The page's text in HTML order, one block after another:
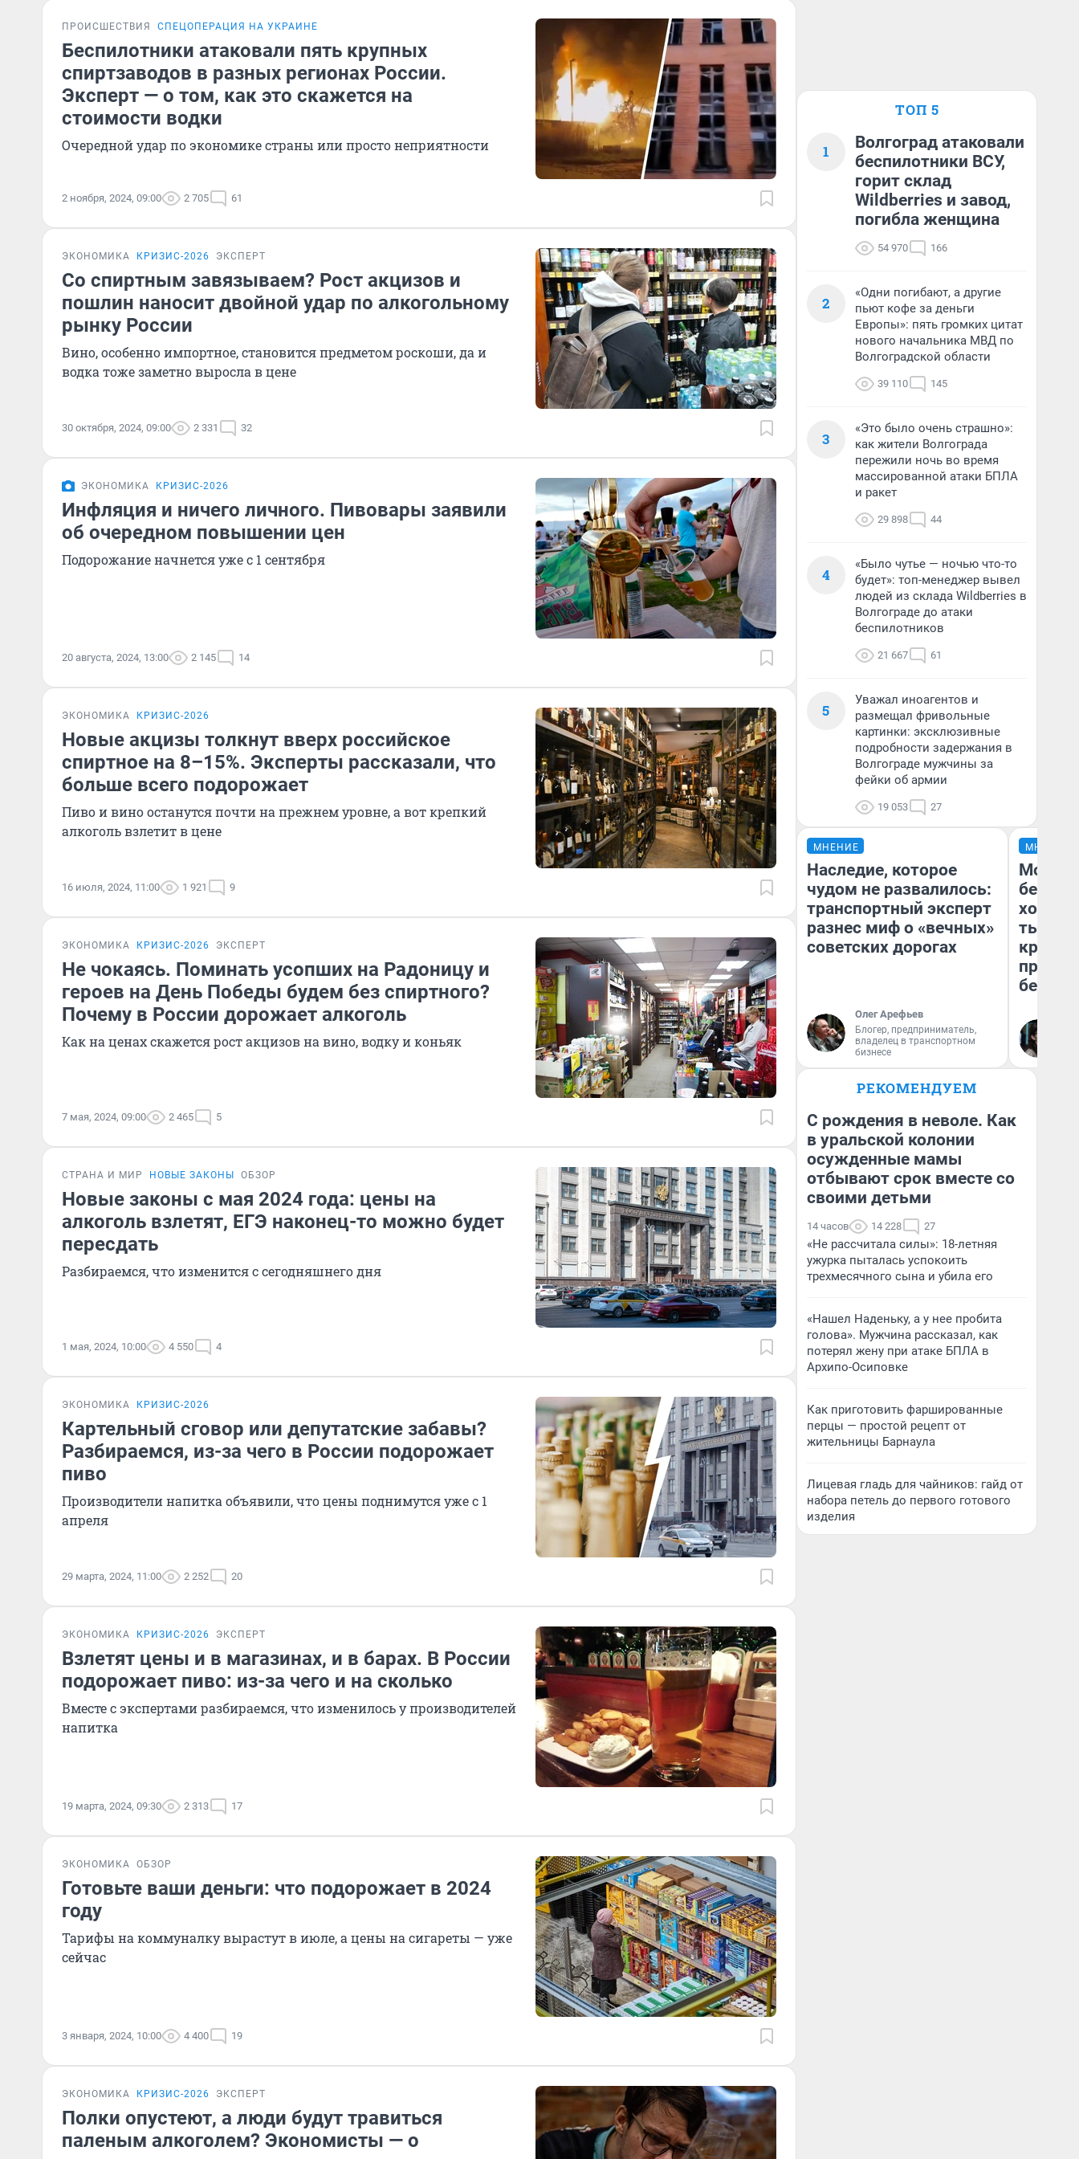
ПРОИСШЕСТВИЯ СПЕЦОПЕРАЦИЯ НА УКРАИНЕ
Беспилотники атаковали пять крупных
спиртзаводов в разных регионах России.
Эксперт — о том, как это скажется на
стоимости водки
Очередной удар по экономике страны или просто неприятности
2 ноября, 2024, 09:00 2 705 61
ЭКОНОМИКА КРИЗИС-2026 ЭКСПЕРТ
Со спиртным завязываем? Рост акцизов и
пошлин наносит двойной удар по алкогольному
рынку России
Вино, особенно импортное, становится предметом роскоши, да и
водка тоже заметно выросла в цене
30 октября, 2024, 09:00 2 331 32
ЭКОНОМИКА КРИЗИС-2026
Инфляция и ничего личного. Пивовары заявили
об очередном повышении цен
Подорожание начнется уже с 1 сентября
20 августа, 2024, 13:00 2 145 14
ЭКОНОМИКА КРИЗИС-2026
Новые акцизы толкнут вверх российское
спиртное на 8–15%. Эксперты рассказали, что
больше всего подорожает
Пиво и вино останутся почти на прежнем уровне, а вот крепкий
алкоголь взлетит в цене
16 июля, 2024, 11:00 1 921 9
ЭКОНОМИКА КРИЗИС-2026 ЭКСПЕРТ
Не чокаясь. Поминать усопших на Радоницу и
героев на День Победы будем без спиртного?
Почему в России дорожает алкоголь
Как на ценах скажется рост акцизов на вино, водку и коньяк
7 мая, 2024, 09:00 2 465 5
СТРАНА И МИР НОВЫЕ ЗАКОНЫ ОБЗОР
Новые законы с мая 2024 года: цены на
алкоголь взлетят, ЕГЭ наконец-то можно будет
пересдать
Разбираемся, что изменится с сегодняшнего дня
1 мая, 2024, 10:00 4 550 4
ЭКОНОМИКА КРИЗИС-2026
Картельный сговор или депутатские забавы?
Разбираемся, из-за чего в России подорожает
пиво
Производители напитка объявили, что цены поднимутся уже с 1
апреля
29 марта, 2024, 11:00 2 252 20
ЭКОНОМИКА КРИЗИС-2026 ЭКСПЕРТ
Взлетят цены и в магазинах, и в барах. В России
подорожает пиво: из-за чего и на сколько
Вместе с экспертами разбираемся, что изменилось у производителей
напитка
19 марта, 2024, 09:30 2 313 17
ЭКОНОМИКА ОБЗОР
Готовьте ваши деньги: что подорожает в 2024
году
Тарифы на коммуналку вырастут в июле, а цены на сигареты — уже
сейчас
3 января, 2024, 10:00 4 400 19
ЭКОНОМИКА КРИЗИС-2026 ЭКСПЕРТ
Полки опустеют, а люди будут травиться
паленым алкоголем? Экономисты — о
ТОП 5
1
Волгоград атаковали
беспилотники ВСУ,
горит склад
Wildberries и завод,
погибла женщина
54 970 166
2
«Одни погибают, а другие
пьют кофе за деньги
Европы»: пять громких цитат
нового начальника МВД по
Волгоградской области
39 110 145
3
«Это было очень страшно»:
как жители Волгограда
пережили ночь во время
массированной атаки БПЛА
и ракет
29 898 44
4
«Было чутье — ночью что-то
будет»: топ-менеджер вывел
людей из склада Wildberries в
Волгограде до атаки
беспилотников
21 667 61
5
Уважал иноагентов и
размещал фривольные
картинки: эксклюзивные
подробности задержания в
Волгограде мужчины за
фейки об армии
19 053 27
МНЕНИЕ
Наследие, которое
чудом не развалилось:
транспортный эксперт
разнес миф о «вечных»
советских дорогах
Олег Арефьев
Блогер, предприниматель,
владелец в транспортном
бизнесе
МНЕНИЕ
Мой
хотела
тысяч,
РЕКОМЕНДУЕМ
С рождения в неволе. Как
в уральской колонии
осужденные мамы
отбывают срок вместе со
своими детьми
14 часов 14 228 27
«Не рассчитала силы»: 18-летняя
ужурка пыталась успокоить
трехмесячного сына и убила его
«Нашел Наденьку, а у нее пробита
голова». Мужчина рассказал, как
потерял жену при атаке БПЛА в
Архипо-Осиповке
Как приготовить фаршированные
перцы — простой рецепт от
жительницы Барнаула
Лицевая гладь для чайников: гайд от
набора петель до первого готового
изделия